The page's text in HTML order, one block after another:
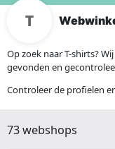
Op zoek naar T-shirts?
gevonden en
Controleer de profielen
73 webshops